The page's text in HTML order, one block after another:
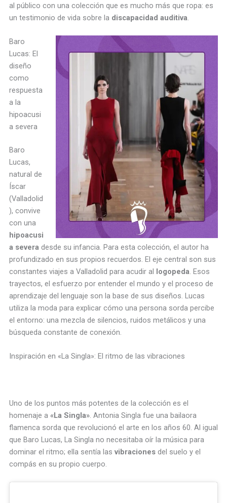
al público con una colección que es mucho más que ropa: es
un testimonio de vida sobre la discapacidad auditiva
Baro
Lucas: El
diseño
como
respuesta
a la
hipoacusi
a severa
Baro
Lucas,
natural de
Íscar
(Valladolid
), convive
con una
hipoacusi
a severadesde su infancia. Para esta colección, el autor ha
profundizado en sus propios recuerdos. El eje central son sus
constantes viajes a Valladolid para acudir al logopeda. Esos
trayectos, el esfuerzo por entender el mundo y el proceso de
aprendizaje del lenguaje son la base de sus diseños. Lucas
utiliza la moda para explicar cómo una persona sorda percibe
el entorno: una mezcla de silencios, ruidos metálicos y una
búsqueda constante de conexión.
Inspiración en «La Singla»: El ritmo de las vibraciones
Uno de los puntos más potentes de la colección es el
homenaje a «La Singla». Antonia Singla fue una bailaora
flamenca sorda que revolucionó el arte en los años 60. Al igual
que Baro Lucas, La Singla no necesitaba oír la música para
dominar el ritmo; ella sentía las vibracionesdel suelo y el
compás en su propio cuerpo.